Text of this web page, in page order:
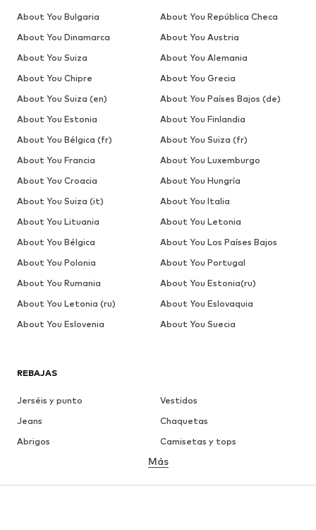
REBAJAS
Jerséis y punto
Vestidos
Jeans
Chaquetas
Abrigos
Camisetas y tops
Ropa interior
Más
About You Bulgaria
About You República Checa
About You Dinamarca
About You Austria
About You Suiza
About You Alemania
About You Chipre
About You Grecia
About You Suiza (en)
About You Países Bajos (de)
About You Estonia
About You Finlandia
About You Bélgica (fr)
About You Suiza (fr)
About You Francia
About You Luxemburgo
About You Croacia
About You Hungría
About You Suiza (it)
About You Italia
About You Lituania
About You Letonia
About You Bélgica
About You Los Países Bajos
About You Polonia
About You Portugal
About You Rumania
About You Estonia(ru)
About You Letonia (ru)
About You Eslovaquia
About You Eslovenia
About You Suecia